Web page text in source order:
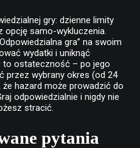
gry: dzienne limity
opcję samo-wykluczenia.
gra” na swoim
wydatki i uniknąć
to ostateczność – po jego
przez wybrany okres (od 24
hazard może prowadzić do
odpowiedzialnie i nigdy nie
stracić.
pytania